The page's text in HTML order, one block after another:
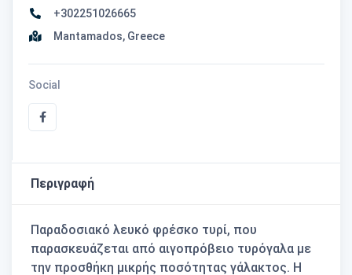
+302251026665
Mantamados, Greece
Social
Περιγραφή
Παραδοσιακό λευκό φρέσκο τυρί, που
παρασκευάζεται από αιγοπρόβειο τυρόγαλα με
την προσθήκη μικρής ποσότητας γάλακτος. Η